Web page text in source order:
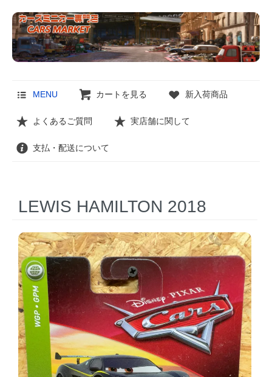
MENU カートを見る 新入荷商品
よくあるご質問 実店舗に関して
支払・配送について
LEWIS HAMILTON 2018